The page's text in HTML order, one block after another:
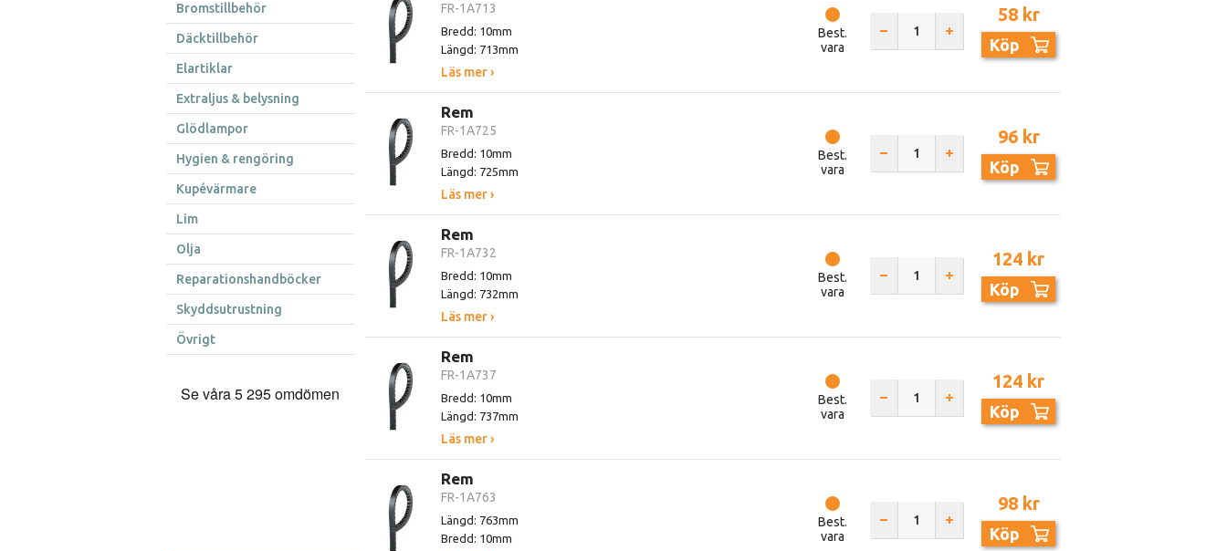
Bromstillbehör
Däcktillbehör
Elartiklar
Extraljus & belysning
Glödlampor
Hygien & rengöring
Kupévärmare
Lim
Olja
Reparationshandböcker
Skyddsutrustning
Övrigt
FR-1A713
Bredd: 10mm
Längd: 713mm
Läs mer ›
Best.
vara
58 kr
Köp
Rem
FR-1A725
Bredd: 10mm
Längd: 725mm
Läs mer ›
Best.
vara
96 kr
Köp
Rem
FR-1A732
Bredd: 10mm
Längd: 732mm
Läs mer ›
Best.
vara
124 kr
Köp
Rem
FR-1A737
Bredd: 10mm
Längd: 737mm
Läs mer ›
Best.
vara
124 kr
Köp
Rem
FR-1A763
Längd: 763mm
Bredd: 10mm
Best.
vara
98 kr
Köp